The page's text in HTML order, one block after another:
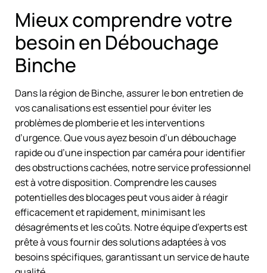
Mieux comprendre votre
besoin en Débouchage
Binche
Dans la région de Binche, assurer le bon entretien de
vos canalisations est essentiel pour éviter les
problèmes de plomberie et les interventions
d’urgence. Que vous ayez besoin d’un débouchage
rapide ou d’une inspection par caméra pour identifier
des obstructions cachées, notre service professionnel
est à votre disposition. Comprendre les causes
potentielles des blocages peut vous aider à réagir
efficacement et rapidement, minimisant les
désagréments et les coûts. Notre équipe d’experts est
prête à vous fournir des solutions adaptées à vos
besoins spécifiques, garantissant un service de haute